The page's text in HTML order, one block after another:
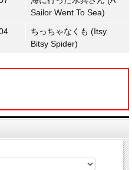
Sailor Went To Sea)
ちっちゃなくも (Itsy
Bitsy Spider)